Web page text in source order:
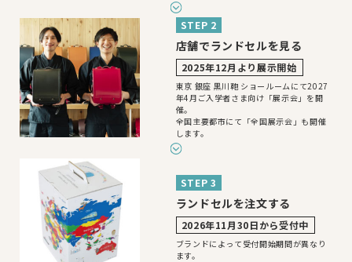
STEP 2
店舗でランドセルを見る
2025年12月より展示開始
東京 銀座 黒川鞄 ショールームにて2027
年4月ご入学者さま向け「展示会」を開
催。
全国主要都市にて「全国展示会」も開催
します。
STEP 3
ランドセルを注文する
2026年11月30日から受付中
ブランドによって受付開始期間が異なり
ます。